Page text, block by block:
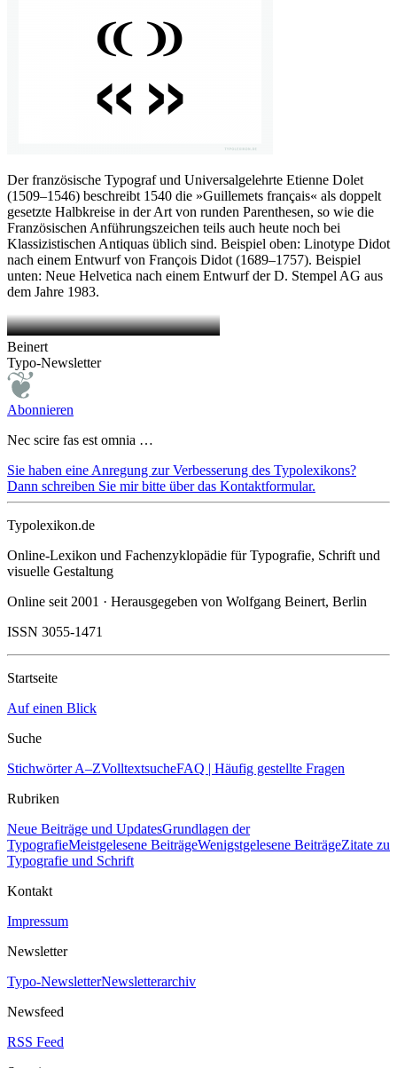
Der französische Typograf und Universalgelehrte Etienne Dolet
(1509–1546) beschreibt 1540 die »Guillemets français« als doppelt
gesetzte Halbkreise in der Art von runden Parenthesen, so wie die
Französischen Anführungszeichen teils auch heute noch bei
Klassizistischen Antiquas üblich sind. Beispiel oben: Linotype Didot
nach einem Entwurf von François Didot (1689–1757). Beispiel
unten: Neue Helvetica nach einem Entwurf der D. Stempel AG aus
dem Jahre 1983.
Beinert
Typo-Newsletter
Abonnieren
Nec scire fas est omnia …
Sie haben eine Anregung zur Verbesserung des Typolexikons?
Dann schreiben Sie mir bitte über das Kontaktformular.
Typolexikon.de
Online-Lexikon und Fachenzyklopädie für Typografie, Schrift und
visuelle Gestaltung
Online seit 2001 · Herausgegeben von Wolfgang Beinert, Berlin
ISSN 3055-1471
Startseite
Auf einen Blick
Suche
Stichwörter A–ZVolltextsucheFAQ | Häufig gestellte Fragen
Rubriken
Neue Beiträge und UpdatesGrundlagen der
TypografieMeistgelesene BeiträgeWenigstgelesene BeiträgeZitate zu
Typografie und Schrift
Kontakt
Impressum
Newsletter
Typo-NewsletterNewsletterarchiv
Newsfeed
RSS Feed